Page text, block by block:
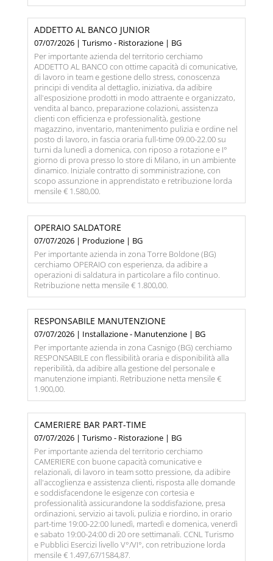
ADDETTO AL BANCO JUNIOR
07/07/2026 | Turismo - Ristorazione | BG
Per importante azienda del territorio cerchiamo
ADDETTO AL BANCO con ottime capacità di comunicative,
di lavoro in team e gestione dello stress, conoscenza
principi di vendita al dettaglio, iniziativa, da adibire
all'esposizione prodotti in modo attraente e organizzato,
vendita al banco, preparazione colazioni, assistenza
clienti con efficienza e professionalità, gestione
magazzino, inventario, mantenimento pulizia e ordine nel
posto di lavoro, in fascia oraria full-time 09.00-22.00 su
turni da lunedì a domenica, con riposo a rotazione e I°
giorno di prova presso lo store di Milano, in un ambiente
dinamico. Iniziale contratto di somministrazione, con
scopo assunzione in apprendistato e retribuzione lorda
mensile € 1.580,00.
OPERAIO SALDATORE
07/07/2026 | Produzione | BG
Per importante azienda in zona Torre Boldone (BG)
cerchiamo OPERAIO con esperienza, da adibire a
operazioni di saldatura in particolare a filo continuo.
Retribuzione netta mensile € 1.800,00.
RESPONSABILE MANUTENZIONE
07/07/2026 | Installazione - Manutenzione | BG
Per importante azienda in zona Casnigo (BG) cerchiamo
RESPONSABILE con flessibilità oraria e disponibilità alla
reperibilità, da adibire alla gestione del personale e
manutenzione impianti. Retribuzione netta mensile €
1.900,00.
CAMERIERE BAR PART-TIME
07/07/2026 | Turismo - Ristorazione | BG
Per importante azienda del territorio cerchiamo
CAMERIERE con buone capacità comunicative e
relazionali, di lavoro in team sotto pressione, da adibire
all'accoglienza e assistenza clienti, risposta alle domande
e soddisfacendone le esigenze con cortesia e
professionalità assicurandone la soddisfazione, presa
ordinazioni, servizio ai tavoli, pulizia e riordino, in orario
part-time 19:00-22:00 lunedì, martedì e domenica, venerdì
e sabato 19:00-24:00 di 20 ore settimanali. CCNL Turismo
e Pubblici Esercizi livello V°/VI°, con retribuzione lorda
mensile € 1.497,67/1584,87.